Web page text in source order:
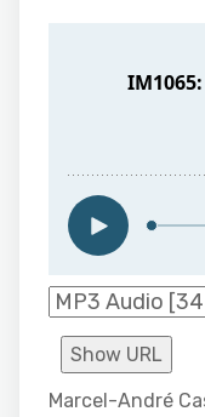
Show URL
Marcel-André